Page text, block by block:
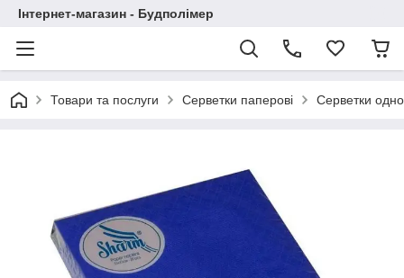
Інтернет-магазин - Будполімер
Товари та послуги Серветки паперові Серветки